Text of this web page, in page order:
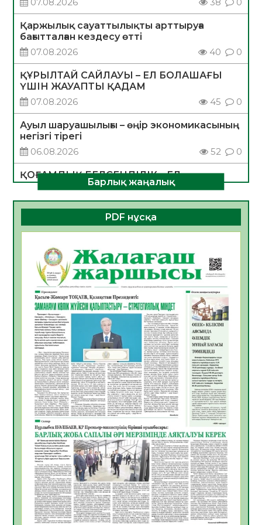
07.08.2026 38 0
Қаржылық сауаттылықты арттыруға
бағытталған кездесу өтті
07.08.2026
40 0
ҚҰРЫЛТАЙ САЙЛАУЫ – ЕЛ БОЛАШАҒЫ
ҮШІН ЖАУАПТЫ ҚАДАМ
07.08.2026
45 0
Ауыл шаруашылығы – өңір экономикасының
негізгі тірегі
06.08.2026
52 0
ҚОҒАМДЫҚ БЕЛСЕНДІЛІК – ЕЛ
ДАМУЫНЫҢ НЕГІЗІ
06.08.2026
50 0
ҚҰРЫЛТАЙ САЙЛАУЫ – БОЛАШАҚҚА
06.08.2026
Инфекциялық ауруларға қарсы иммундау
жұмыстарының тиімділігі
06.08.2026
54
Көкжөтел ауруы туралы
06.08.2026
52
АПВ вакцинасы туралы мәлімет
06.08.2026
51
Open Air: Қызылорда облысы полиция
департаменті 20 мыңнан астам
көрерменнің қауіпсіздігін қамтамасыз етті
06.08.2026
63
ҚЫЗЫЛОРДАДА «САНАЛЫ ҰРПАҚ –
ЖАРҚЫН БОЛАШАҚ» АТТЫ КЕҢЕЙТІЛГЕН
МӘЖІЛІС ӨТТІ
05.08.2026
64
Барлық жаңалық
PDF нұсқа